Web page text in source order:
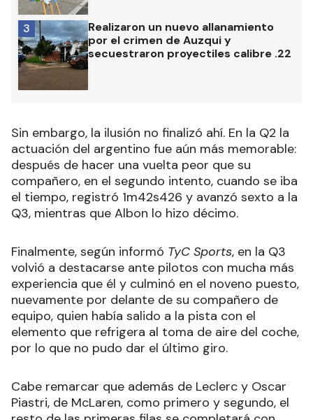
Realizaron un nuevo allanamiento
por el crimen de Auzqui y
secuestraron proyectiles calibre .22
3
Sin embargo, la ilusión no finalizó ahí. En la Q2 la
actuación del argentino fue aún más memorable:
después de hacer una vuelta peor que su
compañero, en el segundo intento, cuando se iba
el tiempo, registró 1m42s426 y avanzó sexto a la
Q3, mientras que Albon lo hizo décimo.
Finalmente, según informó TyC Sports, en la Q3
volvió a destacarse ante pilotos con mucha más
experiencia que él y culminó en el noveno puesto,
nuevamente por delante de su compañero de
equipo, quien había salido a la pista con el
elemento que refrigera al toma de aire del coche,
por lo que no pudo dar el último giro.
Cabe remarcar que además de Leclerc y Oscar
Piastri, de McLaren, como primero y segundo, el